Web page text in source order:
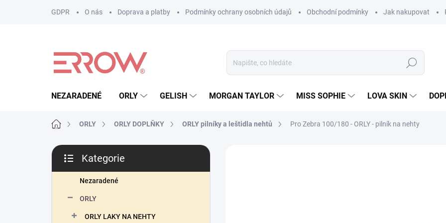
GDPR O nás Doprava a platby Podmínky ochrany osobních údajů Obchodní podmínky Jak nakupovat
Hledat
NEZARADENÉ ORLY GELISH MORGAN TAYLOR MISS SOPHIE LOVA SKIN
Domů ORLY ORLY DOPLŇKY ORLY pilníky a leštidla nehtů Pro Zebra 100/180 - ORLY - pilník na nehty
P
s
kategorie
Kategorie
Nezaradené
ORLY
ORLY LAKY NA NEHTY